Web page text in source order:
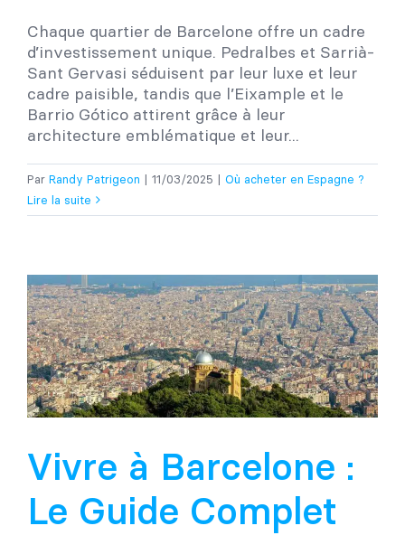
Chaque quartier de Barcelone offre un cadre
d’investissement unique. Pedralbes et Sarrià-
Sant Gervasi séduisent par leur luxe et leur
cadre paisible, tandis que l’Eixample et le
Barrio Gótico attirent grâce à leur
architecture emblématique et leur...
Par Randy Patrigeon | 11/03/2025 | Où acheter en Espagne ?
Lire la suite
Vivre à Barcelone :
Le Guide Complet